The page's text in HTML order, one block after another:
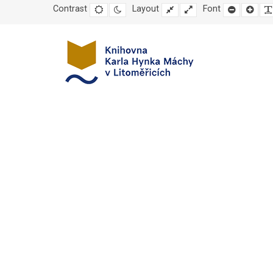
Contrast
Default
mode
Night
mode
Layout
Fixed
layout
Wide
layout
Font
Set
smaller
Set